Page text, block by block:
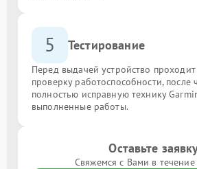
5 Тестирование
Перед выдачей устройство
проверку работоспособности, после
полностью исправную технику
выполненные работы.
Оставьте
Свяжемся с Вами в